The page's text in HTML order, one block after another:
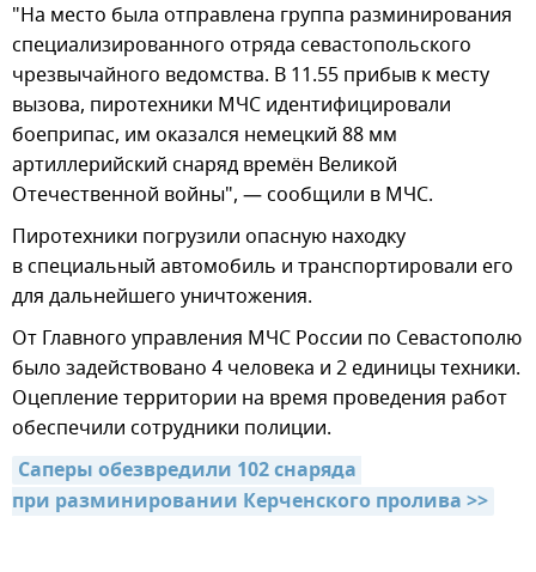
"На место была отправлена группа разминирования
специализированного отряда севастопольского
чрезвычайного ведомства. В 11.55 прибыв к месту
вызова, пиротехники МЧС идентифицировали
боеприпас, им оказался немецкий 88 мм
артиллерийский снаряд времён Великой
Отечественной войны", — сообщили в МЧС.
Пиротехники погрузили опасную находку
в специальный автомобиль и транспортировали его
для дальнейшего уничтожения.
От Главного управления МЧС России по Севастополю
было задействовано 4 человека и 2 единицы техники.
Оцепление территории на время проведения работ
обеспечили сотрудники полиции.
Саперы обезвредили 102 снаряда
при разминировании Керченского пролива >>